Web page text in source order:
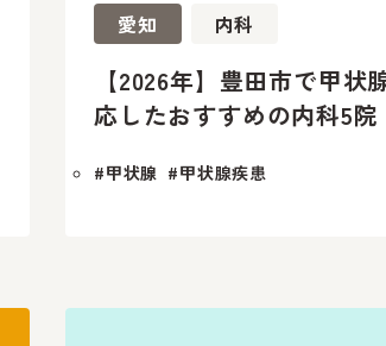
愛知 内科
【2026年】豊田市で甲状
応したおすすめの内科5院
#甲状腺 #甲状腺疾患